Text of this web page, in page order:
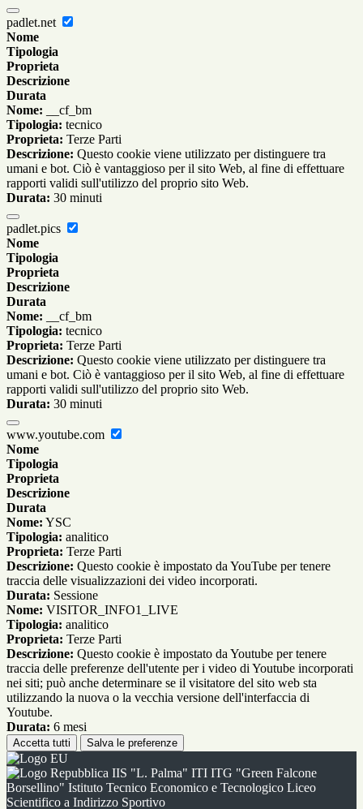
padlet.net
Nome
Tipologia
Proprieta
Descrizione
Durata
Nome: __cf_bm
Tipologia: tecnico
Proprieta: Terze Parti
Descrizione: Questo cookie viene utilizzato per distinguere tra
umani e bot. Ciò è vantaggioso per il sito Web, al fine di effettuare
rapporti validi sull'utilizzo del proprio sito Web.
Durata: 30 minuti
padlet.pics
Nome
Tipologia
Proprieta
Descrizione
Durata
Nome: __cf_bm
Tipologia: tecnico
Proprieta: Terze Parti
Descrizione: Questo cookie viene utilizzato per distinguere tra
umani e bot. Ciò è vantaggioso per il sito Web, al fine di effettuare
rapporti validi sull'utilizzo del proprio sito Web.
Durata: 30 minuti
www.youtube.com
Nome
Tipologia
Proprieta
Descrizione
Durata
Nome: YSC
Tipologia: analitico
Proprieta: Terze Parti
Descrizione: Questo cookie è impostato da YouTube per tenere
traccia delle visualizzazioni dei video incorporati.
Durata: Sessione
Nome: VISITOR_INFO1_LIVE
Tipologia: analitico
Proprieta: Terze Parti
Descrizione: Questo cookie è impostato da Youtube per tenere
traccia delle preferenze dell'utente per i video di Youtube incorporati
nei siti; può anche determinare se il visitatore del sito web sta
utilizzando la nuova o la vecchia versione dell'interfaccia di
Youtube.
Durata: 6 mesi
Accetta tutti Salva le preferenze
IIS "L. Palma" ITI ITG "Green Falcone
Borsellino" Istituto Tecnico Economico e Tecnologico Liceo
Scientifico a Indirizzo Sportivo